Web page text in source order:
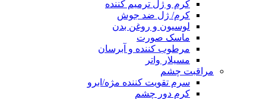
کرم و ژل ترمیم کننده
کرم/ ژل ضد جوش
لوسیون و روغن بدن
ماسک صورت
مرطوب کننده و آبرسان
مسیلار واتر
مراقبت چشم
سرم تقویت کننده مژه/ابرو
کرم دور چشم